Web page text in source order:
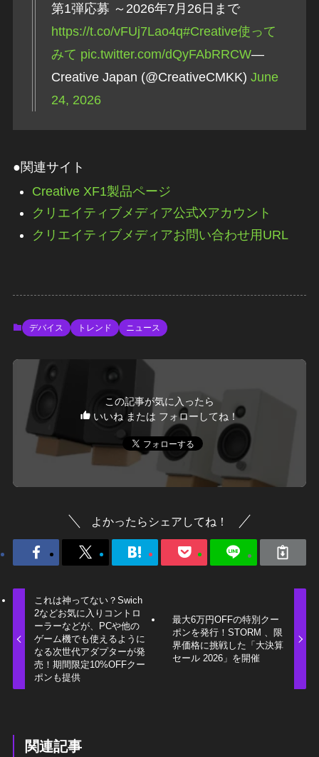
第1弾応募 ～2026年7月26日まで
https://t.co/vFUj7Lao4q#Creative使って
みて pic.twitter.com/dQyFAbRRCW—
Creative Japan (@CreativeCMKK) June
24, 2026
●関連サイト
Creative XF1製品ページ
クリエイティブメディア公式Xアカウント
クリエイティブメディアお問い合わせ用URL
デバイス トレンド ニュース
この記事が気に入ったら
いいね または フォローしてね！
よかったらシェアしてね！
これは神ってない？Swich
2などお気に入りコントロ
ーラーなどが、PCや他の
ゲーム機でも使えるように
なる次世代アダプターが発
売！期間限定10%OFFクー
ポンも提供
最大6万円OFFの特別クー
ポンを発行！STORM 、限
界価格に挑戦した「大決算
セール 2026」を開催
関連記事